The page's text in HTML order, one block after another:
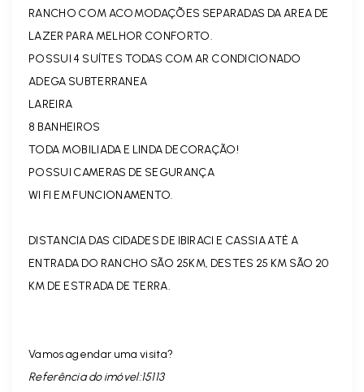
RANCHO COM ACOMODAÇÕES SEPARADAS DA AREA DE
LAZER PARA MELHOR CONFORTO.
POSSUI 4 SUÍTES TODAS COM AR CONDICIONADO
ADEGA SUBTERRANEA
LAREIRA
8 BANHEIROS
TODA MOBILIADA E LINDA DECORAÇÃO!
POSSUI CAMERAS DE SEGURANÇA
WI FI EM FUNCIONAMENTO.
DISTANCIA DAS CIDADES DE IBIRACI E CASSIA ATÉ A
ENTRADA DO RANCHO SÃO 25KM, DESTES 25 KM SÃO 20
KM DE ESTRADA DE TERRA.
Vamos agendar uma visita?
Referência do imóvel:15113